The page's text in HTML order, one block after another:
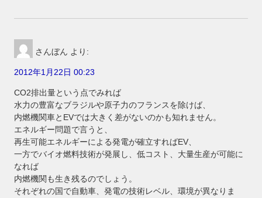
さんぼん より:
2012年1月22日 00:23
CO2排出量という点でみれば
水力の豊富なブラジルや原子力のフランスを除けば、
内燃機関車とEVでは大きく差がないのかも知れません。
エネルギー問題で言うと、
再生可能エネルギーによる発電が確立すればEV、
一方でバイオ燃料技術が発展し、低コスト、大量生産が可能に
なれば
内燃機関も生き残るのでしょう。
それぞれの国で自動車、発電の技術レベル、環境が異なりま